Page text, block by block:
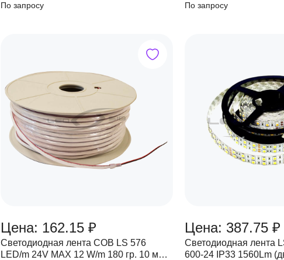
IP33 2160 Lm, угол 15*45° 1000*17мм
По запросу
12V, IP33, 2520Lm
По запросу
Цена: 162.15 ₽
Светодиодная лента COB LS 576
LED/m 24V MAX 12 W/m 180 гр. 10 мм
Цена: 387.75 ₽
Светодиодная лента
600-24 IP33 1560Lm